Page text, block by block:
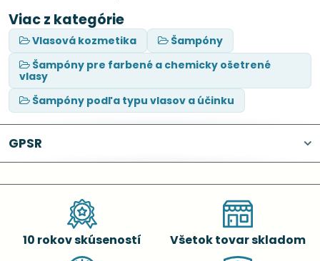
Viac z kategórie
Vlasová kozmetika
Šampóny
Šampóny pre farbené a chemicky ošetrené
vlasy
Šampóny podľa typu vlasov a účinku
GPSR
10 rokov skúseností Všetok tovar skladom